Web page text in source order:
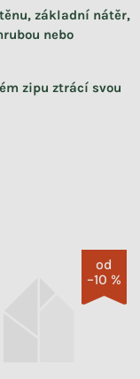
základní nátěr,
nebo
zipu ztrácí svou
od
–10 %